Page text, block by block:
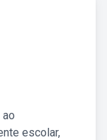
escolar,